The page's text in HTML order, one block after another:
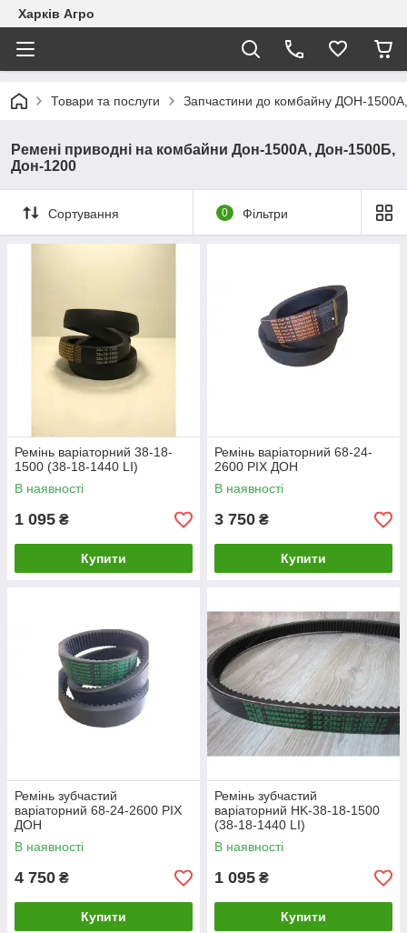
Харків Агро
Товари та послуги Запчастини до комбайну ДОН-
Ремені приводні на комбайни Дон-1500А, Дон-1500Б,
Дон-1200
Сортування 0 Фільтри
Ремінь варіаторний 38-18-
1500 (38-18-1440 LI)
В наявності
1 095 ₴
Купити
Ремінь варіаторний 68-24-
2600 PIX ДОН
В наявності
3 750 ₴
Купити
Ремінь зубчастий
варіаторний 68-24-2600 PIX
ДОН
В наявності
4 750 ₴
Купити
Ремінь зубчастий
варіаторний HK-38-18-1500
(38-18-1440 LI)
В наявності
1 095 ₴
Купити